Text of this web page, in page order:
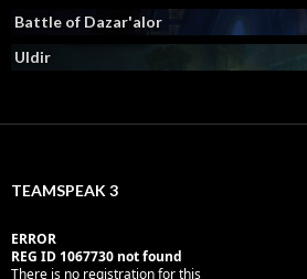
Battle of Dazar'alor
Uldir
TEAMSPEAK 3
ERROR
REG ID 1067730 not found
There is no registration for this